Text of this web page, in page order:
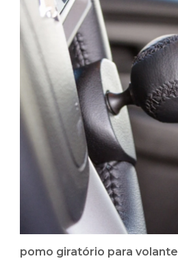
pomo giratório para volante